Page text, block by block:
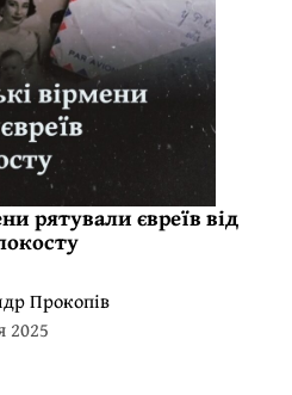
рятували євреїв від
Прокопів
2025